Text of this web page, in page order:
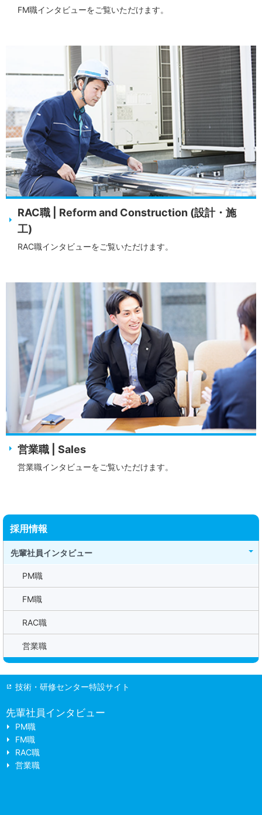
採用情報
先輩社員インタビュー
PM職
FM職
RAC職
営業職
FM職インタビューをご覧いただけます。
RAC職 | Reform and Construction (設計・施
工)
RAC職インタビューをご覧いただけます。
営業職 | Sales
営業職インタビューをご覧いただけます。
技術・研修センター特設サイト
先輩社員インタビュー
PM職
FM職
RAC職
営業職